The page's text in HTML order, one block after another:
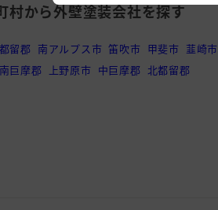
村から外壁塗装会社を探す
留郡 南アルプス市 笛吹市 甲斐市 韮崎市
南巨摩郡 上野原市 中巨摩郡 北都留郡